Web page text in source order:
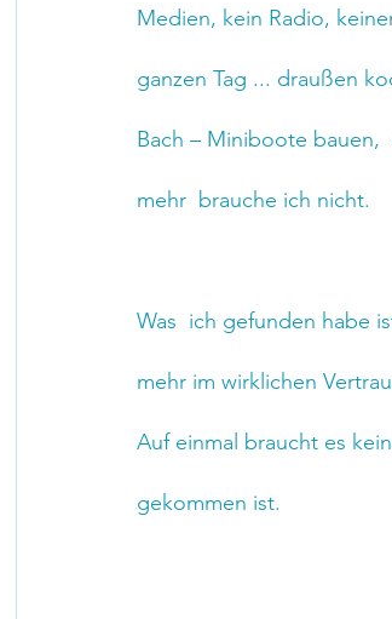
Medien, kein Radio,
ganzen Tag ... draußen
Bach – Miniboote bauen,
mehr  brauche ich nicht.
Was  ich gefunden habe
mehr im wirklichen
Auf einmal braucht es
gekommen ist.